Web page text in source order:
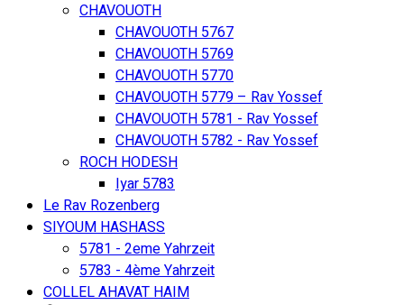
CHAVOUOTH
CHAVOUOTH 5767
CHAVOUOTH 5769
CHAVOUOTH 5770
CHAVOUOTH 5779 – Rav Yossef
CHAVOUOTH 5781 - Rav Yossef
CHAVOUOTH 5782 - Rav Yossef
ROCH HODESH
Iyar 5783
Le Rav Rozenberg
SIYOUM HASHASS
5781 - 2eme Yahrzeit
5783 - 4ème Yahrzeit
COLLEL AHAVAT HAIM